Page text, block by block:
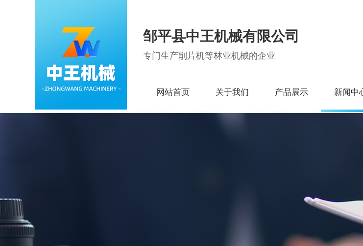
邹平县中王机械有限公司
专门生产削片机等林业机械的企业
网站首页 关于我们 产品展示 新闻中